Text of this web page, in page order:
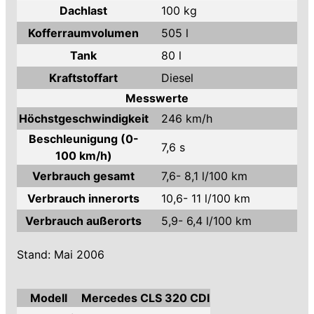
Dachlast
100 kg
Kofferraumvolumen
505 l
Tank
80 l
Kraftstoffart
Diesel
Messwerte
Höchstgeschwindigkeit
246 km/h
Beschleunigung (0-
100 km/h)
7,6 s
Verbrauch gesamt
7,6- 8,1 l/100 km
Verbrauch innerorts
10,6- 11 l/100 km
Verbrauch außerorts
5,9- 6,4 l/100 km
Stand: Mai 2006
Modell
Mercedes CLS 320 CDI